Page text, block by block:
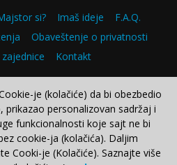
si? Imaš ideje
F.A.Q.
Obaveštenje o privatnosti
Kontakt
© 2000–2026.
je (kolačiće) da bi obezbedio
prikazao personalizovan sadržaj i
funkcionalnosti koje sajt ne bi
cookie-ja (kolačića). Daljim
Cooki-je (Kolačiće). Saznajte više